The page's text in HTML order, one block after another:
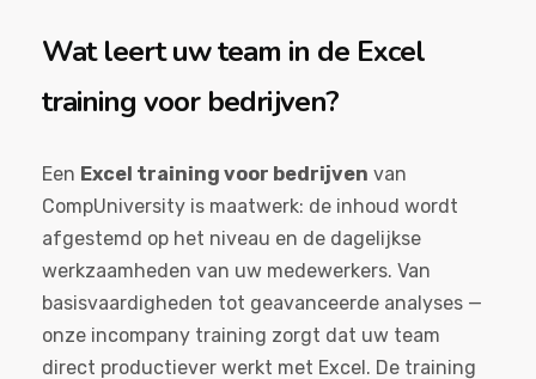
Wat leert uw team in de Excel
training voor bedrijven?
Een Excel training voor bedrijven van
CompUniversity is maatwerk: de inhoud wordt
afgestemd op het niveau en de dagelijkse
werkzaamheden van uw medewerkers. Van
basisvaardigheden tot geavanceerde analyses —
onze incompany training zorgt dat uw team
direct productiever werkt met Excel. De training